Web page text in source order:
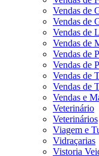
Vendas de
Vendas de
Vendas de
Vendas de
Vendas de
Vendas de
Vendas de
Vendas de
Vendas e
Veterinário
Veterinários
Viagem e
Vidraçarias
Vistoria